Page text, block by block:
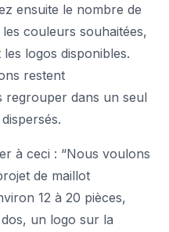
ensuite le nombre de
couleurs souhaitées,
logos disponibles.
restent
regrouper dans un seul
à ceci : “Nous voulons
de maillot
12 à 20 pièces,
un logo sur la